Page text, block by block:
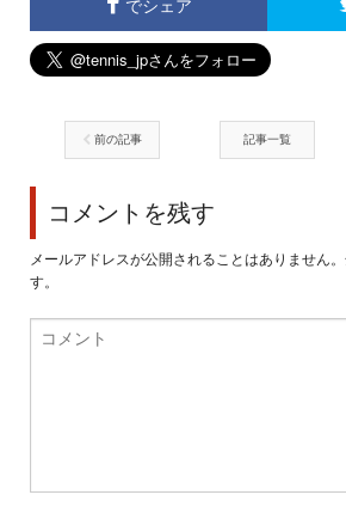
でシェア
前の記事 記事一覧
コメントを残す
メールアドレスが公開されることはありません
す。